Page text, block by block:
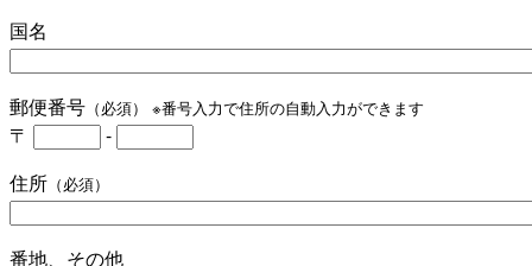
国名
郵便番号 （必須） ※番号入力で住所の自動入力ができます
〒
-
住所 （必須）
番地、その他